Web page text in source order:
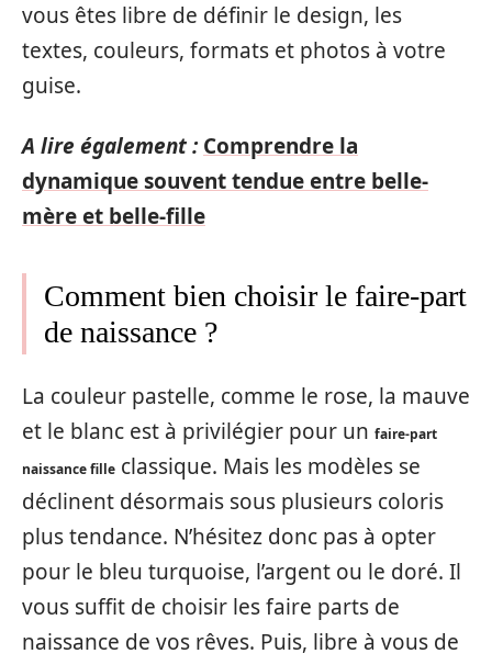
vous êtes libre de définir le design, les
textes, couleurs, formats et photos à votre
guise.
A lire également : Comprendre la
dynamique souvent tendue entre belle-
mère et belle-fille
Comment bien choisir le faire-part
de naissance ?
La couleur pastelle, comme le rose, la mauve
et le blanc est à privilégier pour un faire-part
naissance fille classique. Mais les modèles se
déclinent désormais sous plusieurs coloris
plus tendance. N’hésitez donc pas à opter
pour le bleu turquoise, l’argent ou le doré. Il
vous suffit de choisir les faire parts de
naissance de vos rêves. Puis, libre à vous de